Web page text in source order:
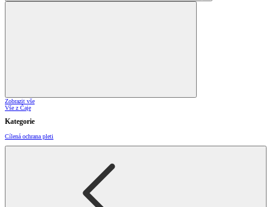
Zobrazit vše
Vše z Čaje
Kategorie
Cílená ochrana pleti